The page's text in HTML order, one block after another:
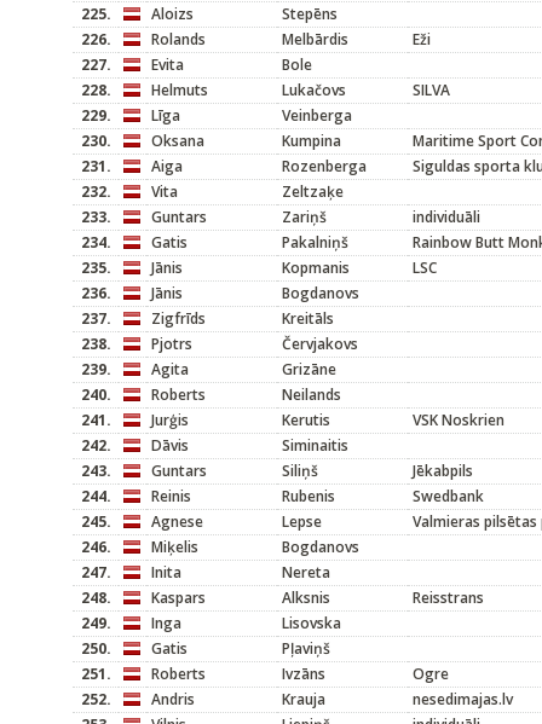
225.
Aloizs
Stepēns
226.
Rolands Melbārdis
Eži
227.
Evita
Bole
228.
Helmuts Lukačovs
SILVA
229.
Līga
Veinberga
230.
Oksana Kumpina
Maritime Sport
231.
Aiga Rozenberga
Siguldas sporta
232.
Vita
Zeltzaķe
233.
Guntars Zariņš
individuāli
234.
Gatis Pakalniņš
Rainbow Butt
235.
Jānis Kopmanis
LSC
236.
Jānis
Bogdanovs
237.
Zigfrīds
Kreitāls
238.
Pjotrs
Červjakovs
239.
Agita
Grizāne
240.
Roberts
Neilands
241.
Jurģis Kerutis
VSK Noskrien
242.
Dāvis
Siminaitis
243.
Guntars Siliņš
Jēkabpils
244.
Reinis Rubenis
Swedbank
245.
Agnese Lepse
Valmieras pilsētas
246.
Miķelis
Bogdanovs
247.
Inita
Nereta
248.
Kaspars Alksnis
Reisstrans
249.
Inga
Lisovska
250.
Gatis
Pļaviņš
251.
Roberts Ivzāns
Ogre
252.
Andris Krauja
nesedimajas.lv